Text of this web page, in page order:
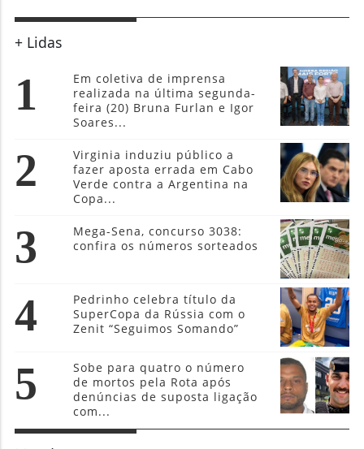
+ Lidas
1
Em coletiva de imprensa
realizada na última segunda-
feira (20) Bruna Furlan e Igor
Soares...
2
Virginia induziu público a
fazer aposta errada em Cabo
Verde contra a Argentina na
Copa...
3
Mega-Sena, concurso 3038:
confira os números sorteados
4
Pedrinho celebra título da
SuperCopa da Rússia com o
Zenit “Seguimos Somando”
5
Sobe para quatro o número
de mortos pela Rota após
denúncias de suposta ligação
com...